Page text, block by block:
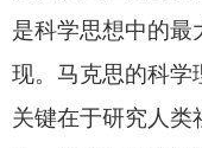
是科学思想中的最
现。马克思的科学
关键在于研究人类